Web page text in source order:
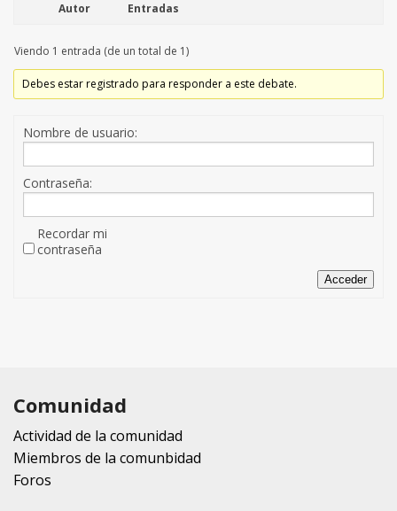
Autor Entradas
Viendo 1 entrada (de un total de 1)
Debes estar registrado para responder a este debate.
Nombre de usuario:
Contraseña:
Recordar mi
contraseña
Acceder
Comunidad
Actividad de la comunidad
Miembros de la comunbidad
Foros